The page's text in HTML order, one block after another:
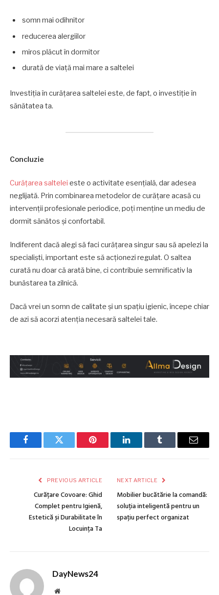
somn mai odihnitor
reducerea alergiilor
miros plăcut în dormitor
durată de viață mai mare a saltelei
Investiția în curățarea saltelei este, de fapt, o investiție în
sănătatea ta.
Concluzie
Curățarea saltelei este o activitate esențială, dar adesea
neglijată. Prin combinarea metodelor de curățare acasă cu
intervenții profesionale periodice, poți menține un mediu de
dormit sănătos și confortabil.
Indiferent dacă alegi să faci curățarea singur sau să apelezi la
specialiști, important este să acționezi regulat. O saltea
curată nu doar că arată bine, ci contribuie semnificativ la
bunăstarea ta zilnică.
Dacă vrei un somn de calitate și un spațiu igienic, începe chiar
de azi să acorzi atenția necesară saltelei tale.
FacebookTwitter Pinterest LinkedInTumblr Email
PREVIOUS ARTICLE
Curățare Covoare: Ghid
Complet pentru Igienă,
Estetică și Durabilitate în
Locuința Ta
NEXT ARTICLE
Mobilier bucătărie la comandă:
soluția inteligentă pentru un
spațiu perfect organizat
DayNews24
Website